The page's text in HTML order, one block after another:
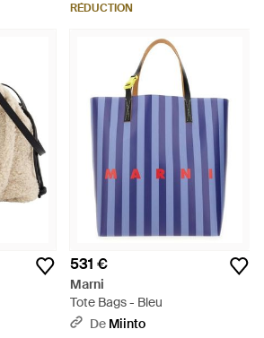
RÉDUCTION
531 €
Marni
Tote Bags - Bleu
De Miinto